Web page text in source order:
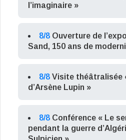
l’imaginaire »
8/8 Ouverture de
Sand, 150 ans de
8/8 Visite théâtralisée
d’Arsène Lupin »
8/8 Conférence « Le
pendant la guerre